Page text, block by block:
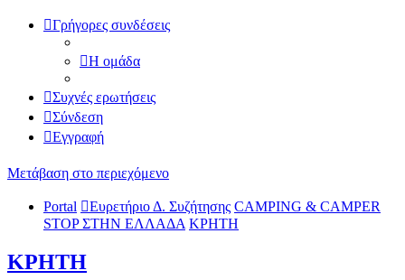
Γρήγορες συνδέσεις
Η ομάδα
Συχνές ερωτήσεις
Σύνδεση
Εγγραφή
Μετάβαση στο περιεχόμενο
Portal Ευρετήριο Δ. Συζήτησης CAMPING & CAMPER
STOP ΣΤΗN ΕΛΛΑΔΑ ΚΡΗΤΗ
ΚΡΗΤΗ